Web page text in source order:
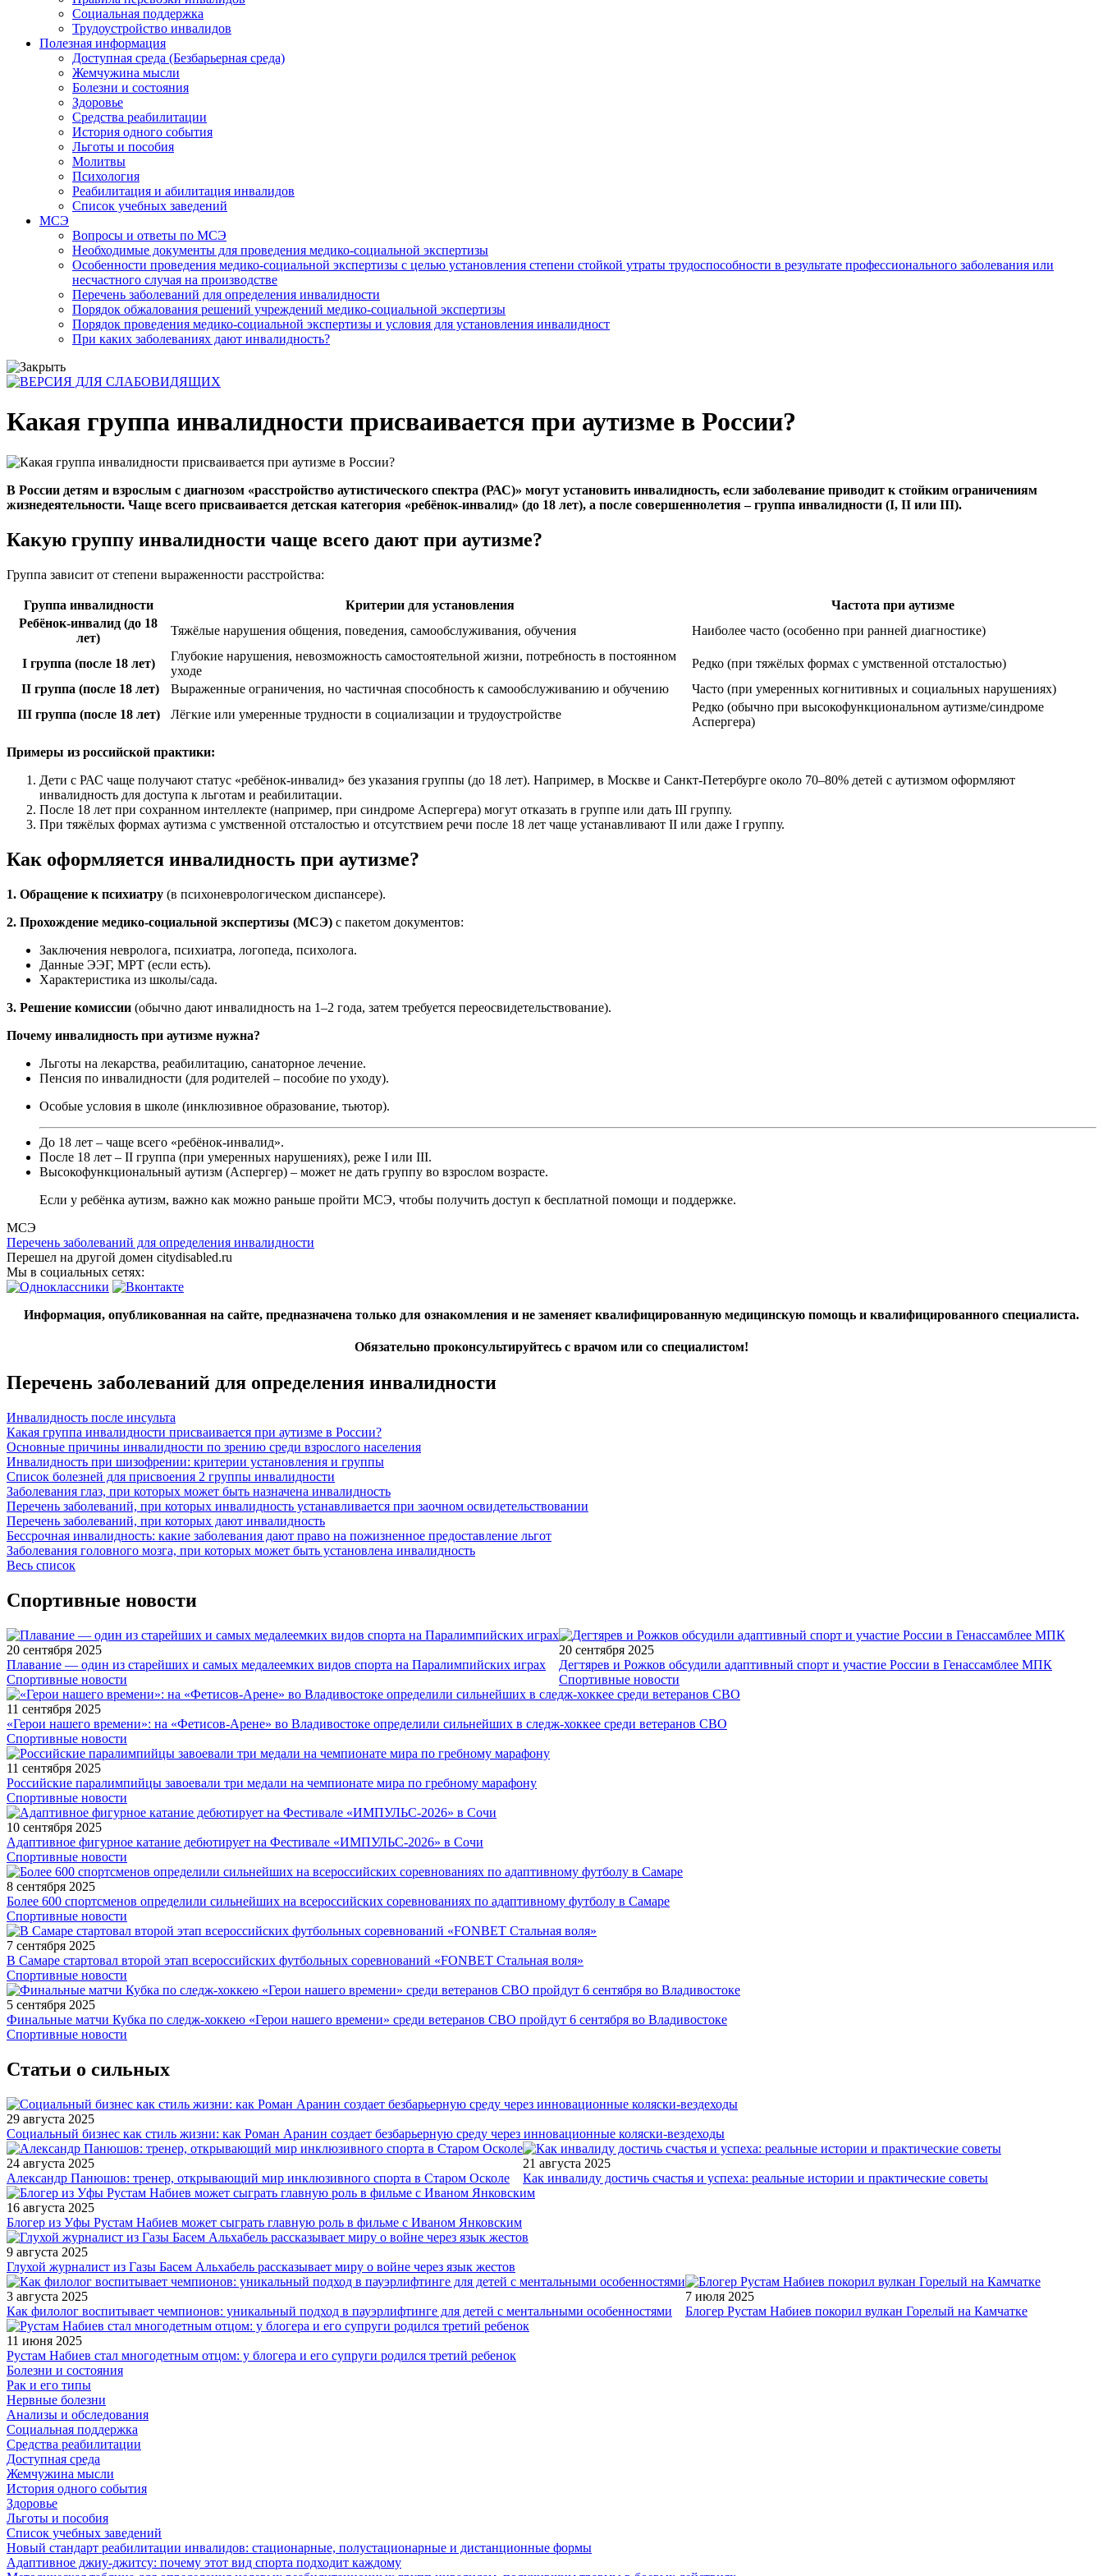
Социальная поддержка
Трудоустройство инвалидов
Полезная информация
Доступная среда (Безбарьерная среда)
Жемчужина мысли
Болезни и состояния
Здоровье
Средства реабилитации
История одного события
Льготы и пособия
Молитвы
Психология
Реабилитация и абилитация инвалидов
Список учебных заведений
МСЭ
Вопросы и ответы по МСЭ
Необходимые документы для проведения медико-социальной экспертизы
Особенности проведения медико-социальной экспертизы с целью установления степени стойкой утраты трудоспособности в результате профессионального заболевания или
несчастного случая на производстве
Перечень заболеваний для определения инвалидности
Порядок обжалования решений учреждений медико-социальной экспертизы
Порядок проведения медико-социальной экспертизы и условия для установления инвалидност
При каких заболеваниях дают инвалидность?
Какая группа инвалидности присваивается при аутизме в России?
В России детям и взрослым с диагнозом «расстройство аутистического спектра (РАС)» могут установить инвалидность, если заболевание приводит к стойким ограничениям
жизнедеятельности. Чаще всего присваивается детская категория «ребёнок-инвалид» (до 18 лет), а после совершеннолетия – группа инвалидности (I, II или III).
Какую группу инвалидности чаще всего дают при аутизме?
Группа зависит от степени выраженности расстройства:
Группа инвалидности Критерии для установления
Частота при аутизме
Ребёнок-инвалид (до 18
лет)
Тяжёлые нарушения общения, поведения, самообслуживания, обучения Наиболее часто (особенно при ранней диагностике)
I группа (после 18 лет)
Глубокие нарушения, невозможность самостоятельной жизни, потребность в постоянном
уходе
Редко (при тяжёлых формах с умственной отсталостью)
II группа (после 18 лет)
Выраженные ограничения, но частичная способность к самообслуживанию и обучению
Часто (при умеренных когнитивных и социальных нарушениях)
III группа (после 18 лет)
Лёгкие или умеренные трудности в социализации и трудоустройстве
Редко (обычно при высокофункциональном аутизме/синдроме
Аспергера)
Примеры из российской практики:
Дети с РАС чаще получают статус «ребёнок-инвалид» без указания группы (до 18 лет). Например, в Москве и Санкт-Петербурге около 70–80% детей с аутизмом оформляют
инвалидность для доступа к льготам и реабилитации.
После 18 лет при сохранном интеллекте (например, при синдроме Аспергера) могут отказать в группе или дать III группу.
При тяжёлых формах аутизма с умственной отсталостью и отсутствием речи после 18 лет чаще устанавливают II или даже I группу.
Как оформляется инвалидность при аутизме?
1. Обращение к психиатру (в психоневрологическом диспансере).
2. Прохождение медико-социальной экспертизы (МСЭ) с пакетом документов:
Заключения невролога, психиатра, логопеда, психолога.
Данные ЭЭГ, МРТ (если есть).
Характеристика из школы/сада.
3. Решение комиссии (обычно дают инвалидность на 1–2 года, затем требуется переосвидетельствование).
Почему инвалидность при аутизме нужна?
Льготы на лекарства, реабилитацию, санаторное лечение.
Пенсия по инвалидности (для родителей – пособие по уходу).
Особые условия в школе (инклюзивное образование, тьютор).
До 18 лет – чаще всего «ребёнок-инвалид».
После 18 лет – II группа (при умеренных нарушениях), реже I или III.
Высокофункциональный аутизм (Аспергер) – может не дать группу во взрослом возрасте.
Если у ребёнка аутизм, важно как можно раньше пройти МСЭ, чтобы получить доступ к бесплатной помощи и поддержке.
МСЭ
Перечень заболеваний для определения инвалидности
Перешел на другой домен citydisabled.ru
Мы в социальных сетях:
Информация, опубликованная на сайте, предназначена только для ознакомления и не заменяет квалифицированную медицинскую помощь и квалифицированного специалиста.
Обязательно проконсультируйтесь с врачом или со специалистом!
Перечень заболеваний для определения инвалидности
Инвалидность после инсульта
Какая группа инвалидности присваивается при аутизме в России?
Основные причины инвалидности по зрению среди взрослого населения
Инвалидность при шизофрении: критерии установления и группы
Список болезней для присвоения 2 группы инвалидности
Заболевания глаз, при которых может быть назначена инвалидность
Перечень заболеваний, при которых инвалидность устанавливается при заочном освидетельствовании
Перечень заболеваний, при которых дают инвалидность
Бессрочная инвалидность: какие заболевания дают право на пожизненное предоставление льгот
Заболевания головного мозга, при которых может быть установлена инвалидность
Весь список
Спортивные новости
20 сентября 2025
Плавание — один из старейших и самых медалеемких видов спорта на Паралимпийских играх
Спортивные новости
20 сентября 2025
Дегтярев и Рожков обсудили адаптивный спорт и участие России в Генассамблее МПК
Спортивные новости
11 сентября 2025
«Герои нашего времени»: на «Фетисов-Арене» во Владивостоке определили сильнейших в следж-хоккее среди ветеранов СВО
Спортивные новости
11 сентября 2025
Российские паралимпийцы завоевали три медали на чемпионате мира по гребному марафону
Спортивные новости
10 сентября 2025
Адаптивное фигурное катание дебютирует на Фестивале «ИМПУЛЬС-2026» в Сочи
Спортивные новости
8 сентября 2025
Более 600 спортсменов определили сильнейших на всероссийских соревнованиях по адаптивному футболу в Самаре
Спортивные новости
7 сентября 2025
В Самаре стартовал второй этап всероссийских футбольных соревнований «FONBET Стальная воля»
Спортивные новости
5 сентября 2025
Финальные матчи Кубка по следж-хоккею «Герои нашего времени» среди ветеранов СВО пройдут 6 сентября во Владивостоке
Спортивные новости
Статьи о сильных
29 августа 2025
Социальный бизнес как стиль жизни: как Роман Аранин создает безбарьерную среду через инновационные коляски-вездеходы
24 августа 2025
Александр Панюшов: тренер, открывающий мир инклюзивного спорта в Старом Осколе
21 августа 2025
Как инвалиду достичь счастья и успеха: реальные истории и практические советы
16 августа 2025
Блогер из Уфы Рустам Набиев может сыграть главную роль в фильме с Иваном Янковским
9 августа 2025
Глухой журналист из Газы Басем Альхабель рассказывает миру о войне через язык жестов
3 августа 2025
Как филолог воспитывает чемпионов: уникальный подход в пауэрлифтинге для детей с ментальными особенностями
7 июля 2025
Блогер Рустам Набиев покорил вулкан Горелый на Камчатке
11 июня 2025
Рустам Набиев стал многодетным отцом: у блогера и его супруги родился третий ребенок
Болезни и состояния
Рак и его типы
Нервные болезни
Анализы и обследования
Социальная поддержка
Средства реабилитации
Доступная среда
Жемчужина мысли
История одного события
Здоровье
Льготы и пособия
Список учебных заведений
Новый стандарт реабилитации инвалидов: стационарные, полустационарные и дистанционные формы
Адаптивное джиу-джитсу: почему этот вид спорта подходит каждому